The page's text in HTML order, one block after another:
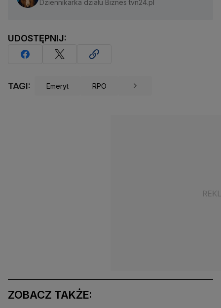
Dziennikarka działu Biznes tvn24.pl
UDOSTĘPNIJ:
TAGI: Emeryt RPO
ZOBACZ TAKŻE: